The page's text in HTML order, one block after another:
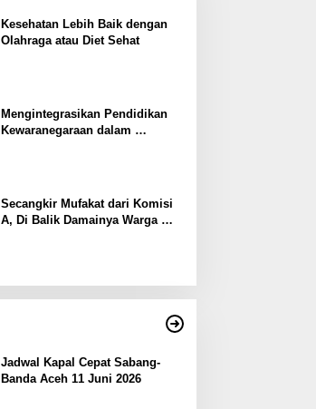
Kesehatan Lebih Baik dengan
Olahraga atau Diet Sehat
Mengintegrasikan Pendidikan
Kewaranegaraan dalam
Secangkir Mufakat dari Komisi
A, Di Balik Damainya Warga
Jadwal Kapal Cepat Sabang-
Banda Aceh 11 Juni 2026